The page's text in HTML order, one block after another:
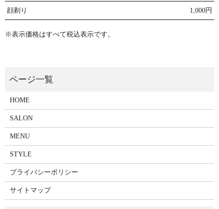
顔剃り 1,000円
※表示価格はすべて税込表示です。
HOME
SALON
MENU
STYLE
プライバシーポリシー
サイトマップ